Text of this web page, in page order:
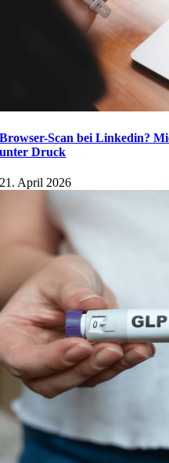
Browser-Scan bei Linkedin?
unter Druck
21. April 2026